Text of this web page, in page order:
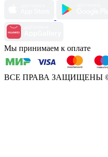
Мы принимаем к оплате
ВСЕ ПРАВА ЗАЩИЩЕНЫ